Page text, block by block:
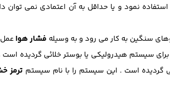
نمود و یا حداقل به آن اعتمادی نمی
سنگین به کار می رود و به وسیله فشار هوا
سیستم هیدرولیکی یا بوستر خلائی گردیده است
گردیده است . این سیستم را با نام سیستم ترمز